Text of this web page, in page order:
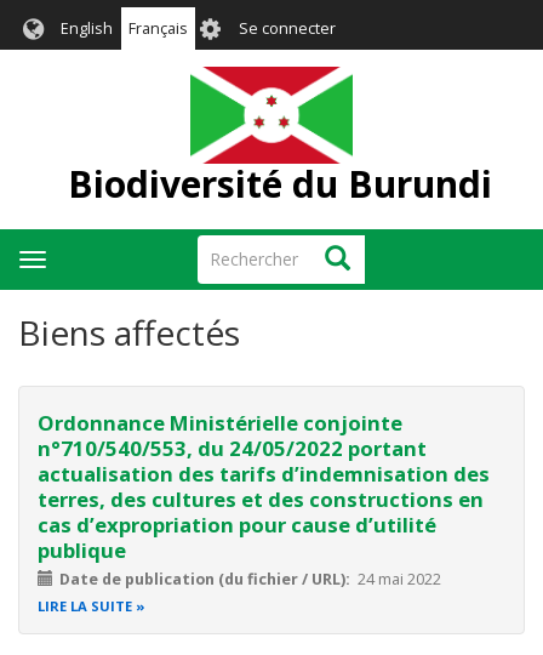
English Français User
account
menu
Se connecter
Biodiversité du Burundi
Rechercher Rechercher
Toggle
navigation
Biens affectés
Ordonnance Ministérielle conjointe
n°710/540/553, du 24/05/2022 portant
actualisation des tarifs d’indemnisation des
terres, des cultures et des constructions en
cas d’expropriation pour cause d’utilité
publique
Date de publication (du fichier / URL) 24 mai 2022
LIRE LA SUITE